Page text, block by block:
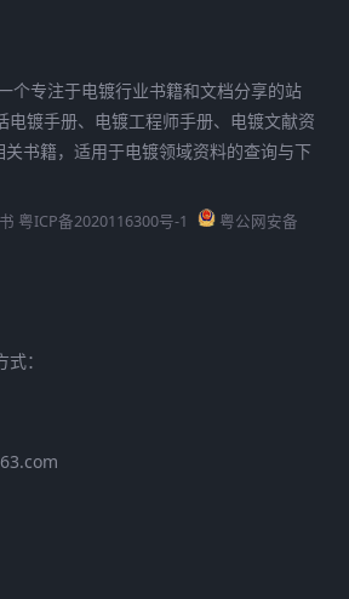
个专注于电镀行业书籍和文档分享的站
电镀手册、电镀工程师手册、电镀文献资
书籍，适用于电镀领域资料的查询与下
粤ICP备2020116300号-1
粤公网安备
：